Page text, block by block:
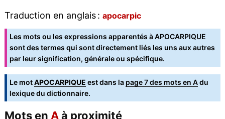
Traduction en anglais : apocarpic
Les mots ou les expressions apparentés à APOCARPIQUE
sont des termes qui sont directement liés les uns aux autres
par leur signification, générale ou spécifique.
Le motAPOCARPIQUE est dans la page 7 des mots en Adu
lexique du dictionnaire.
Mots en Aà proximité